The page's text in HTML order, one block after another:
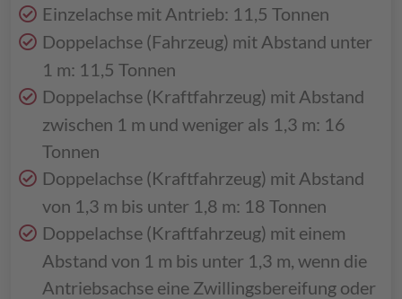
Einzelachse mit Antrieb: 11,5 Tonnen
Doppelachse (Fahrzeug) mit Abstand unter
1 m: 11,5 Tonnen
Doppelachse (Kraftfahrzeug) mit Abstand
zwischen 1 m und weniger als 1,3 m: 16
Tonnen
Doppelachse (Kraftfahrzeug) mit Abstand
von 1,3 m bis unter 1,8 m: 18 Tonnen
Doppelachse (Kraftfahrzeug) mit einem
Abstand von 1 m bis unter 1,3 m, wenn die
Antriebsachse eine Zwillingsbereifung oder